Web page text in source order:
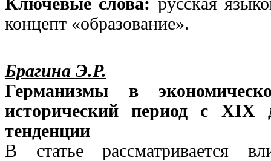
концепт «образование».
Брагина Э.Р.
Германизмы в
исторический период с
тенденции
В статье рассматривается